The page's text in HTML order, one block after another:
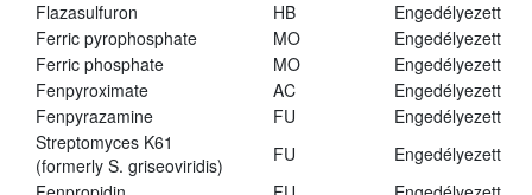
Flazasulfuron
HB
Engedélyezett
Ferric pyrophosphate
MO
Engedélyezett
Ferric phosphate
MO
Engedélyezett
Fenpyroximate
AC
Engedélyezett
Fenpyrazamine
FU
Engedélyezett
Streptomyces K61
(formerly S. griseoviridis)
FU
Engedélyezett